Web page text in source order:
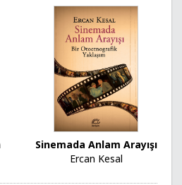
Sinemada Anlam Arayışı
Ercan Kesal